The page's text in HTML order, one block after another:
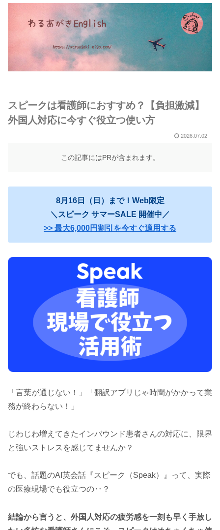
スピークは看護師におすすめ？【負担激減】
外国人対応に今すぐ役立つ使い方
2026.07.02
この記事にはPRが含まれます。
8月16日（日）まで！Web限定
＼スピーク サマーSALE 開催中／
>> 最大6,000円割引を今すぐ適用する
「言葉が通じない！」「翻訳アプリじゃ時間がかかって業
務が終わらない！」
じわじわ増えてきたインバウンド患者さんの対応に、限界
と強いストレスを感じてませんか？
でも、話題のAI英会話『スピーク（Speak）』って、実際
の医療現場でも役立つの‥？
結論から言うと、外国人対応の疲労感を一刻も早く手放し